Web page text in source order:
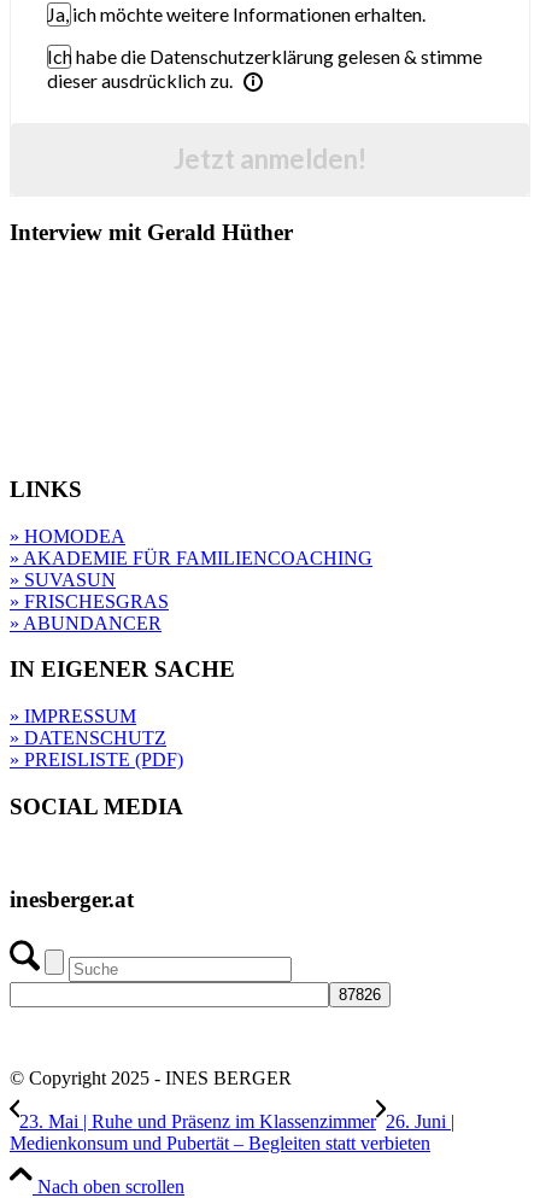
Ja, ich möchte weitere Informationen erhalten.
Ich habe die Datenschutzerklärung gelesen & stimme
dieser ausdrücklich zu.
Jetzt anmelden!
Interview mit Gerald Hüther
LINKS
» HOMODEA
» AKADEMIE FÜR FAMILIENCOACHING
» SUVASUN
» FRISCHESGRAS
» ABUNDANCER
IN EIGENER SACHE
» IMPRESSUM
» DATENSCHUTZ
» PREISLISTE (PDF)
SOCIAL MEDIA
inesberger.at
© Copyright 2025 - INES BERGER
23. Mai | Ruhe und Präsenz im Klassenzimmer 26. Juni |
Medienkonsum und Pubertät – Begleiten statt verbieten
Nach oben scrollen